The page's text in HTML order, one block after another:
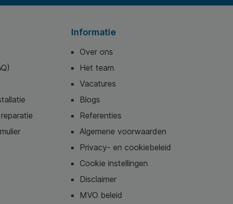
Informatie
Over ons
Het team
Vacatures
Blogs
Referenties
Algemene voorwaarden
Privacy- en cookiebeleid
Cookie instellingen
Disclaimer
MVO beleid